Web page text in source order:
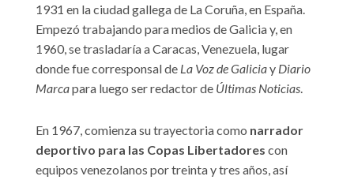
1931 en la ciudad gallega de La Coruña, en España.
Empezó trabajando para medios de Galicia y, en
1960, se trasladaría a Caracas, Venezuela, lugar
donde fue corresponsal de La Voz de Galiciay Diario
Marcapara luego ser redactor de Últimas Noticias
En 1967, comienza su trayectoria como narrador
deportivo para las Copas Libertadores con
equipos venezolanos por treinta y tres años, así